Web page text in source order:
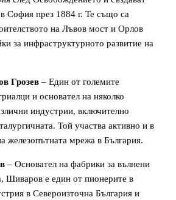
София през 1884 г. Те също са
на Лъвов мост и Орлов
за инфраструктурното развитие на
Грозев – Един от големите
и основател на няколко
индустрии, включително
Той участва активно и в
железопътната мрежа в България.
– Основател на фабрики за вълнени
Шиваров е един от пионерите в
в Североизточна България и